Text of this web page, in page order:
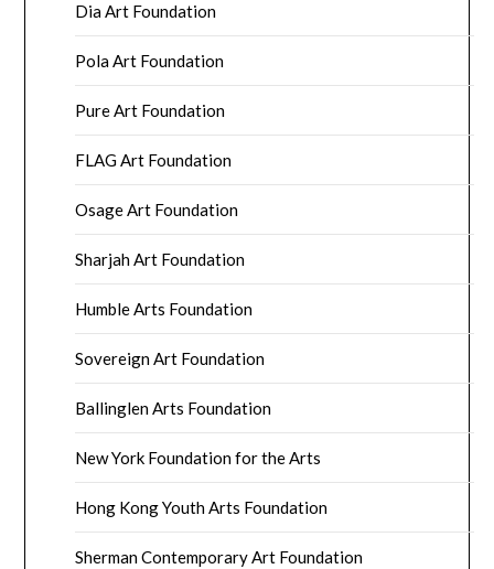
Dia Art Foundation
Pola Art Foundation
Pure Art Foundation
FLAG Art Foundation
Osage Art Foundation
Sharjah Art Foundation
Humble Arts Foundation
Sovereign Art Foundation
Ballinglen Arts Foundation
New York Foundation for the Arts
Hong Kong Youth Arts Foundation
Sherman Contemporary Art Foundation